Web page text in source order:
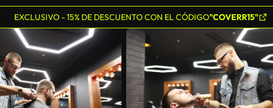
EXCLUSIVO - 15% DE DESCUENTO CON EL CÓDIGO"COVERR15"